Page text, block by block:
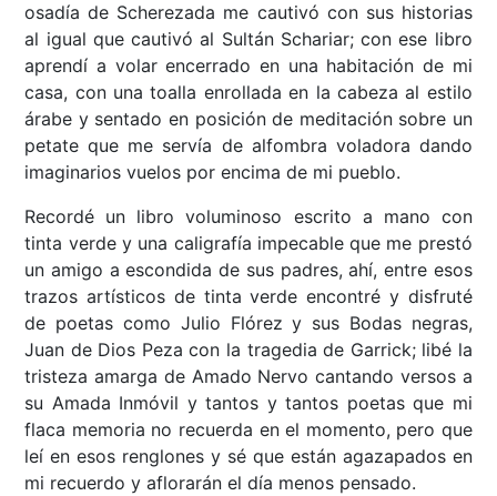
osadía de Scherezada me cautivó con sus historias
al igual que cautivó al Sultán Schariar; con ese libro
aprendí a volar encerrado en una habitación de mi
casa, con una toalla enrollada en la cabeza al estilo
árabe y sentado en posición de meditación sobre un
petate que me servía de alfombra voladora dando
imaginarios vuelos por encima de mi pueblo.
Recordé un libro voluminoso escrito a mano con
tinta verde y una caligrafía impecable que me prestó
un amigo a escondida de sus padres, ahí, entre esos
trazos artísticos de tinta verde encontré y disfruté
de poetas como Julio Flórez y sus Bodas negras,
Juan de Dios Peza con la tragedia de Garrick; libé la
tristeza amarga de Amado Nervo cantando versos a
su Amada Inmóvil y tantos y tantos poetas que mi
flaca memoria no recuerda en el momento, pero que
leí en esos renglones y sé que están agazapados en
mi recuerdo y aflorarán el día menos pensado.